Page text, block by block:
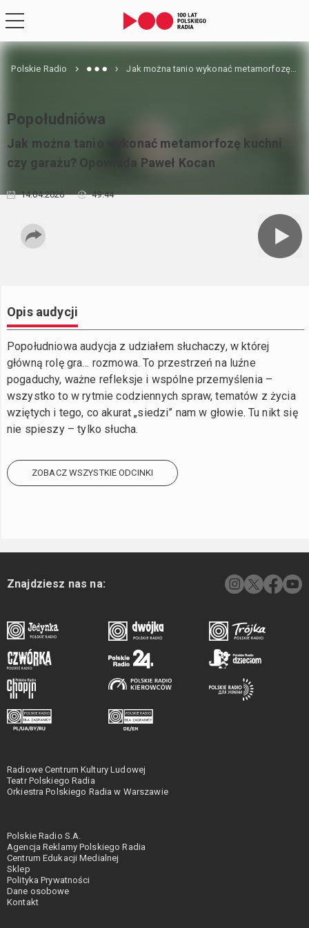
Polskie Radio Jak można tanio wykonać metamorfozę kuchni czy garażu? Opowiada Paweł Kocan
Popołudniówa
Jak można tanio wykonać metamorfozę kuchni
czy garażu? Opowiada Paweł Kocan
14.04.2026 49:44
Opis audycji
Popołudniowa audycja z udziałem słuchaczy, w której
główną rolę gra… rozmowa. To przestrzeń na luźne
pogaduchy, ważne refleksje i wspólne przemyślenia –
wszystko to w rytmie codziennych spraw, tematów z życia
wziętych i tego, co akurat „siedzi” nam w głowie. Tu nikt się
nie spieszy – tylko słucha.
ZOBACZ WSZYSTKIE ODCINKI
Znajdziesz nas na:
Radiowe Centrum Kultury Ludowej
Teatr Polskiego Radia
Orkiestra Polskiego Radia w Warszawie
Polskie Radio S.A.
Agencja Reklamy Polskiego Radia
Centrum Edukacji Medialnej
Sklep
Polityka Prywatności
Dane osobowe
Kontakt